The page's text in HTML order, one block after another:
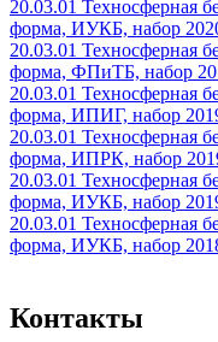
20.03.01 Техносферная
форма, ИУКБ, набор
20.03.01 Техносферная
форма, ФПиТБ, набор
20.03.01 Техносферная
форма, ИПИГ, набор
20.03.01 Техносферная
форма, ИПРК, набор
20.03.01 Техносферная
форма, ИУКБ, набор
20.03.01 Техносферная
форма, ИУКБ, набор
Контакты